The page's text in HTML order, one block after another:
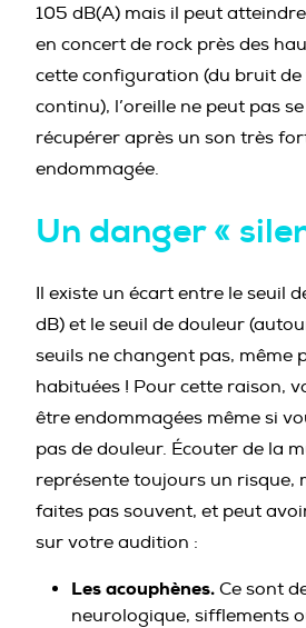
105 dB(A) mais il peut
en concert de rock près des
cette configuration (du bruit
continu), l’oreille ne peut pas
récupérer après un son très
endommagée.
Un danger «
Il existe un écart entre le seuil
dB) et le seuil de douleur
seuils ne changent pas, même
habituées ! Pour cette raison,
être endommagées même si
pas de douleur. Écouter de la
représente toujours un risque,
faites pas souvent, et peut
sur votre audition :
Les acouphènes. Ce sont
neurologique, sifflements